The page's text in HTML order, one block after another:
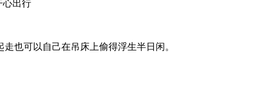
心出行
也可以自己在吊床上偷得浮生半日闲。